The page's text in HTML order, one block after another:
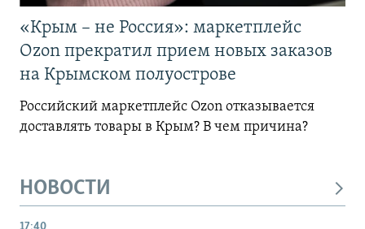
«Крым – не Россия»: маркетплейс
Ozon прекратил прием новых заказов
на Крымском полуострове
Российский маркетплейс Ozon отказывается
доставлять товары в Крым? В чем причина?
НОВОСТИ